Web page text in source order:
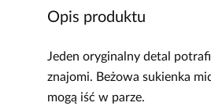
Opis produktu
Jeden oryginalny detal
znajomi. Beżowa sukienka
mogą iść w parze.